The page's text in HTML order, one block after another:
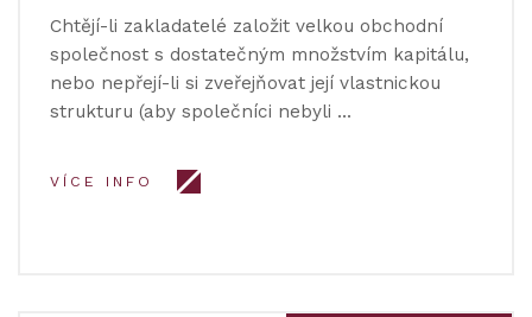
Chtějí-li zakladatelé založit velkou obchodní
společnost s dostatečným množstvím kapitálu,
nebo nepřejí-li si zveřejňovat její vlastnickou
strukturu (aby společníci nebyli …
VÍCE INFO